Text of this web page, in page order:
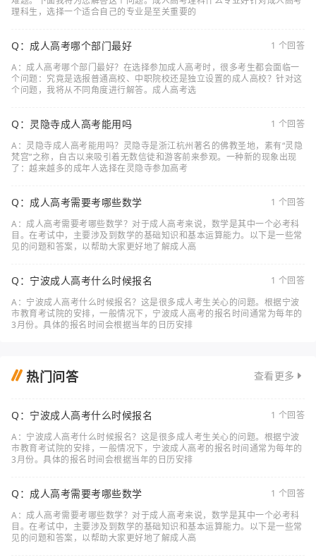
理科生，选择一个适合自己的专业是至关重要的
Q：成人高考哪个部门最好
1 个回答
A：成人高考哪个部门最好？在选择参加成人高考时，很多考生都会面临一
个问题：究竟是选报普通高校、中职院校还是独立设置的成人高校？针对这
个问题，我将从不同角度进行解答。成人高考选
Q：灵隐寺成人高考能用吗
1 个回答
A：灵隐寺成人高考能用吗？灵隐寺是浙江杭州著名的佛教圣地，素有“灵隐
梵宫”之称，自古以来吸引着无数信徒和游客前来参观。一种新的现象出现
了：越来越多的成年人选择在灵隐寺参加高考
Q：成人高考需要考哪些数学
1 个回答
A：成人高考需要考哪些数学？对于成人高考来说，数学是其中一个必考科
目。在考试中，主要涉及到数学的基础知识和基本运算能力。以下是一些常
见的问题和答案，以帮助大家更好地了解成人高
Q：宁波成人高考什么时候报名
1 个回答
A：宁波成人高考什么时候报名？这是很多成人考生关心的问题。根据宁波
市教育考试院的安排，一般情况下，宁波成人高考的报名时间通常为每年的
3月份。具体的报名时间会根据当年的日历安排
热门问答 查看更多
Q：宁波成人高考什么时候报名
1 个回答
A：宁波成人高考什么时候报名？这是很多成人考生关心的问题。根据宁波
市教育考试院的安排，一般情况下，宁波成人高考的报名时间通常为每年的
3月份。具体的报名时间会根据当年的日历安排
Q：成人高考需要考哪些数学
1 个回答
A：成人高考需要考哪些数学？对于成人高考来说，数学是其中一个必考科
目。在考试中，主要涉及到数学的基础知识和基本运算能力。以下是一些常
见的问题和答案，以帮助大家更好地了解成人高